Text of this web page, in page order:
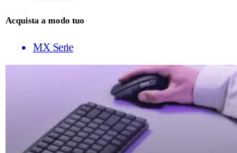
Acquista a modo tuo
MX Serie